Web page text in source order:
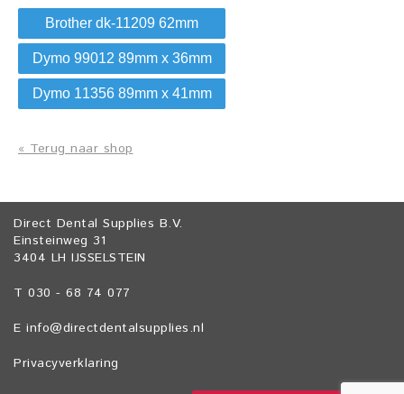
Brother dk-11209 62mm
Dymo 99012 89mm x 36mm
Dymo 11356 89mm x 41mm
« Terug naar shop
Direct Dental Supplies B.V.
Einsteinweg 31
3404 LH IJSSELSTEIN
T 030 - 68 74 077
E info@directdentalsupplies.nl
Privacyverklaring